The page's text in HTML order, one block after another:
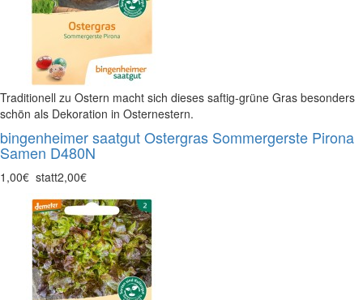
Traditionell zu Ostern macht sich dieses saftig-grüne Gras besonders
schön als Dekoration in Osternestern.
bingenheimer saatgut Ostergras Sommergerste Pirona
Samen D480N
1,00€ statt2,00€